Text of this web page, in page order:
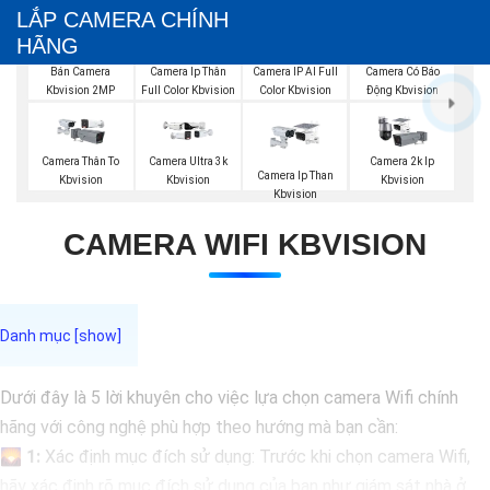
LẮP CAMERA CHÍNH
HÃNG
Bán Camera
Kbvision 2MP
Camera Ip Thân
Full Color Kbvision
Camera IP AI Full
Color Kbvision
Camera Có Báo
Động Kbvision
Camera Thân To
Kbvision
Camera Ultra 3k
Kbvision
Camera Ip Than
Kbvision
Camera 2k Ip
Kbvision
CAMERA WIFI KBVISION
Dưới đây là 5 lời khuyên cho việc lựa chọn camera Wifi chính
hãng với công nghệ phù hợp theo hướng mà bạn cần:
🌄 1: Xác định mục đích sử dụng: Trước khi chọn camera Wifi,